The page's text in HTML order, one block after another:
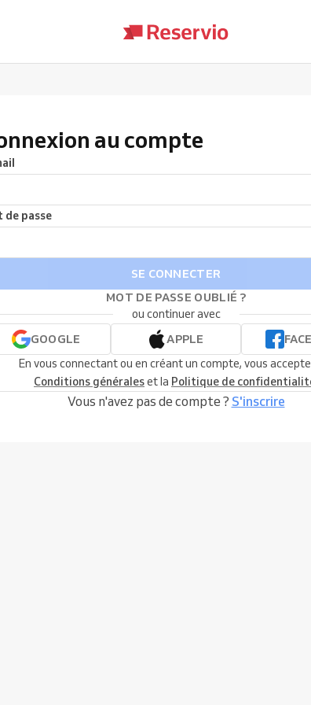
au compte
de passe
SE CONNECTER
MOT DE PASSE OUBLIÉ ?
ou continuer avec
GOOGLE
APPLE
En vous connectant ou en créant un compte, vous
Conditions généraleset la Politique de
Vous n'avez pas de compte ? S'inscrire